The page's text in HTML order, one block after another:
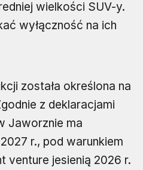
wielkości SUV-y.
wyłączność na ich
została określona na
z deklaracjami
Jaworznie ma
r., pod warunkiem
venture jesienią 2026 r.